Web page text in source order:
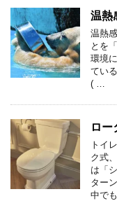
温熱
温熱
とを
環境
てい
( …
ロー
トイ
ク式
は「
ター
中で